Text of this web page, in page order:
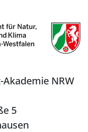
NRW
5